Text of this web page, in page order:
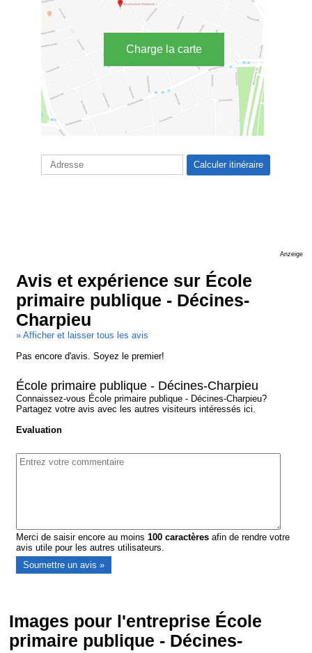
Charge la carte
Anzeige
Avis et expérience sur École
primaire publique - Décines-
Charpieu
» Afficher et laisser tous les avis
Pas encore d'avis. Soyez le premier!
École primaire publique - Décines-Charpieu
Connaissez-vous École primaire publique - Décines-Charpieu?
Partagez votre avis avec les autres visiteurs intéressés ici.
Evaluation
Merci de saisir encore au moins100 caractères afin de rendre votre
avis utile pour les autres utilisateurs.
Images pour l'entreprise École
primaire publique - Décines-